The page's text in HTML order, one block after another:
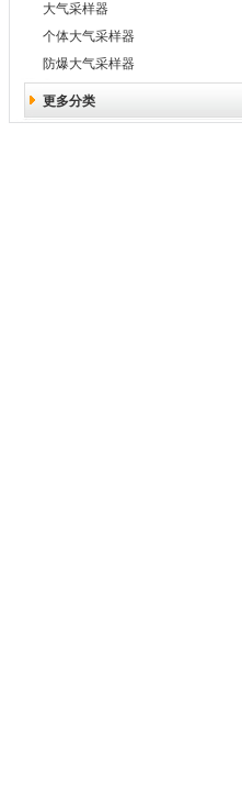
大气采样器
个体大气采样器
防爆大气采样器
更多分类